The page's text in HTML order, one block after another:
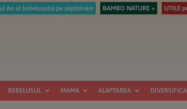
An al bebelușului pe săptămâni BAMBO NATURE + UTILE
BEBELUSUL MAMA ALAPTAREA